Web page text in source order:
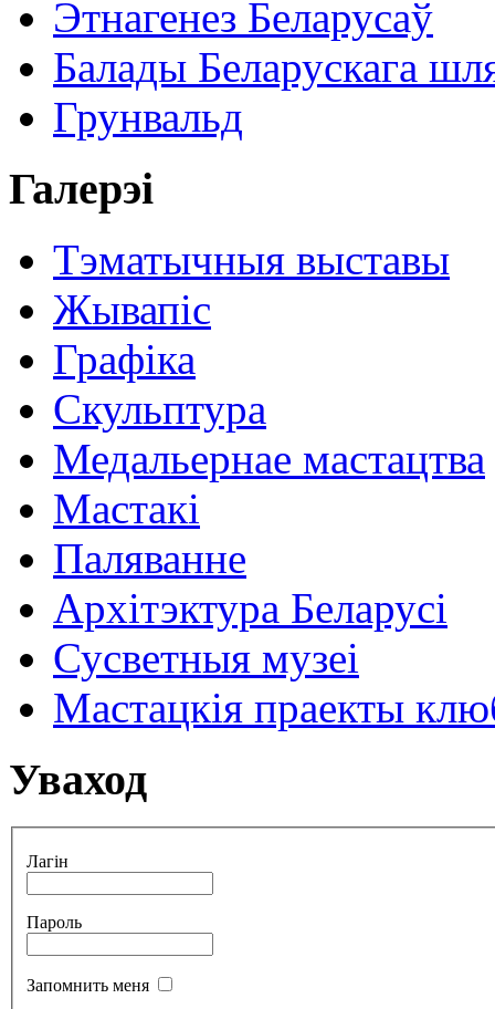
Этнагенез Беларусаў
Балады Беларускага
Грунвальд
Галерэі
Тэматычныя выставы
Жывапіс
Графіка
Скульптура
Медальернае мастацтва
Мастакі
Паляванне
Архітэктура Беларусі
Сусветныя музеі
Мастацкія праекты
Уваход
Лагін
Пароль
Запомнить меня